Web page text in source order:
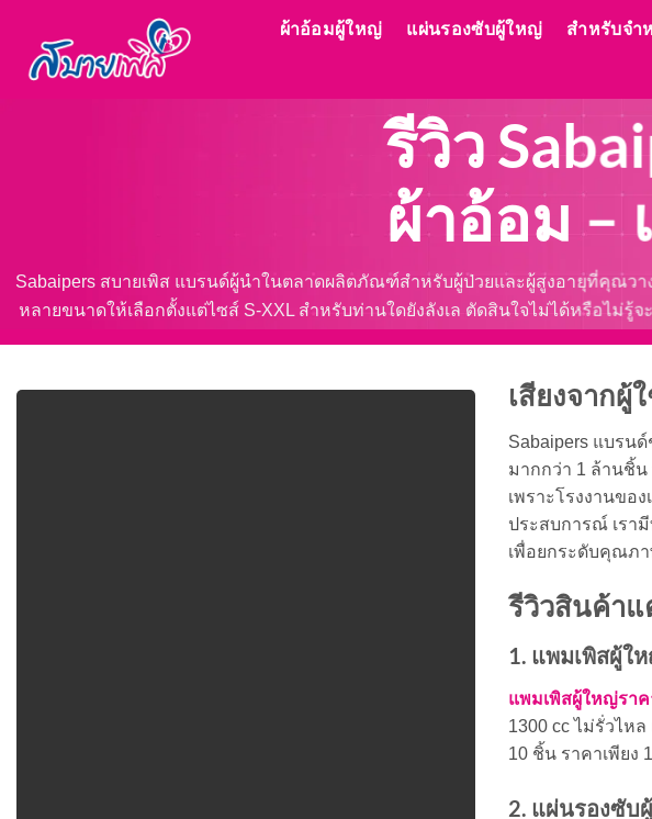
ผ้าอ้อมผู้ใหญ่ แผ่นรองซับผู้ใหญ่ สำหรับจำ
รีวิว
ผ้าอ้อม–
Sabaipers สบายเพิส แบรนด์ผู้นำในตลาดผลิตภัณฑ์สำหรับผู้ป่วยและผู้สูงอายุที่คุณวา
หลายขนาดให้เลือกตั้งแต่ไซส์ S-XXL สำหรับท่านใดยังลังเล ตัดสินใจไม่ได้หรือไม่รู้
เสียงจากผู้
Sabaipers แบรน
มากกว่า 1 ล้านชิ้น
เพราะโรงงานขอ
ประสบการณ์ เรา
เพื่อยกระดับคุณภ
รีวิวสินค้าแ
1. แพมเพิสผู้ใ
แพมเพิสผู้ใหญ่รา
1300 cc ไม่รั่วไห
10 ชิ้น ราคาเพียง
2. แผ่นรองซับ